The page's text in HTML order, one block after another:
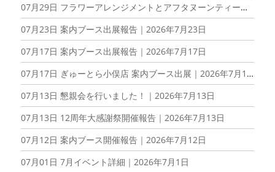
07月29日 フラワーアレンジメントとアフタヌーンティーを楽しむ会を開催しました！｜2026年7月29日
07月23日 案内ブース出展報告｜2026年7月23日
07月17日 案内ブース出展報告｜2026年7月17日
07月17日 ぎゅーとら小俣店 案内ブース出展｜2026年7月17日
07月13日 懇親会を行いました！｜2026年7月13日
07月13日 12周年大感謝祭開催報告｜2026年7月13日
07月12日 案内ブース開催報告｜2026年7月12日
07月01日 7月イベント詳細｜2026年7月1日